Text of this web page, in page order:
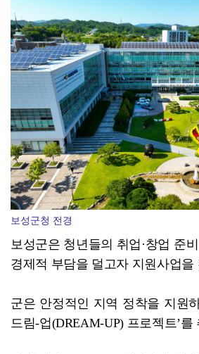
보성군청 전경
보성군은 청년들의 취업·창업 준
경제적 부담을 덜고자 지원사업을
군은 안정적인 지역 정착을 지원
드림-업(DREAM-UP) 프로젝트’를